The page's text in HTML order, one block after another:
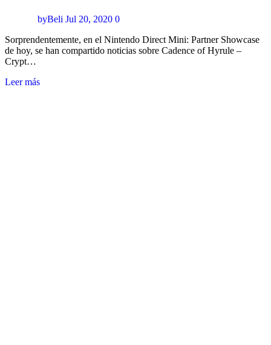
byBeli Jul 20, 2020 0
Sorprendentemente, en el Nintendo Direct Mini: Partner Showcase
de hoy, se han compartido noticias sobre Cadence of Hyrule –
Crypt…
Leer más